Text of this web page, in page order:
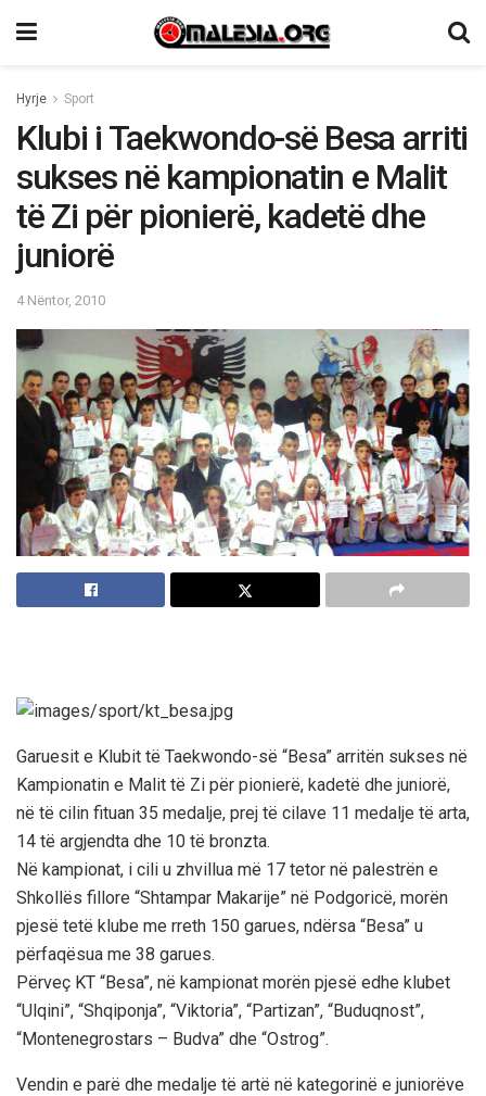
Hyrje Sport
Klubi i Taekwondo-së Besa arriti
sukses në kampionatin e Malit
të Zi për pionierë, kadetë dhe
juniorë
4 Nëntor, 2010
Garuesit e Klubit të Taekwondo-së “Besa” arritën sukses në
Kampionatin e Malit të Zi për pionierë, kadetë dhe juniorë,
në të cilin fituan 35 medalje, prej të cilave 11 medalje të arta,
14 të argjendta dhe 10 të bronzta.
Në kampionat, i cili u zhvillua më 17 tetor në palestrën e
Shkollës fillore “Shtampar Makarije” në Podgoricë, morën
pjesë tetë klube me rreth 150 garues, ndërsa “Besa” u
përfaqësua me 38 garues.
Përveç KT “Besa”, në kampionat morën pjesë edhe klubet
“Ulqini”, “Shqiponja”, “Viktoria”, “Partizan”, “Buduqnost”,
“Montenegrostars – Budva” dhe “Ostrog”.
Vendin e parë dhe medalje të artë në kategorinë e juniorëve